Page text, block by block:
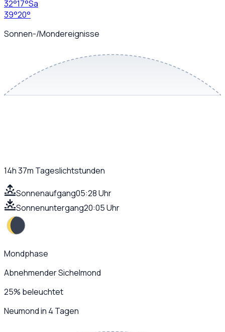
32°17°Sa
39°20°
Sonnen-/Mondereignisse
14h 37m Tageslichtstunden
Sonnenaufgang05:28 Uhr
Sonnenuntergang20:05 Uhr
Mondphase
Abnehmender Sichelmond
25% beleuchtet
Neumond in 4 Tagen